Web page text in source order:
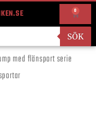
0
SÖK
med flänsport serie